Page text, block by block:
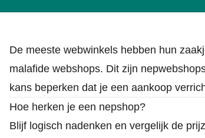
De meeste webwinkels hebben hun
malafide webshops. Dit zijn
kans beperken dat je een aankoop
Hoe herken je een nepshop?
Blijf logisch nadenken en vergelijk de